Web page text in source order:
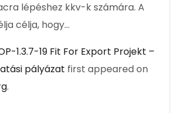
lépéshez kkv-k számára. A
célja, hogy…
1.3.7-19 Fit For Export Projekt –
pályázat first appeared on
.